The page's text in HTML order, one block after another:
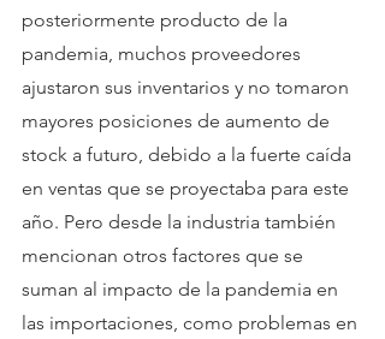
posteriormente producto de la
pandemia, muchos proveedores
ajustaron sus inventarios y no tomaron
mayores posiciones de aumento de
stock a futuro, debido a la fuerte caída
en ventas que se proyectaba para este
año. Pero desde la industria también
mencionan otros factores que se
suman al impacto de la pandemia en
las importaciones, como problemas en